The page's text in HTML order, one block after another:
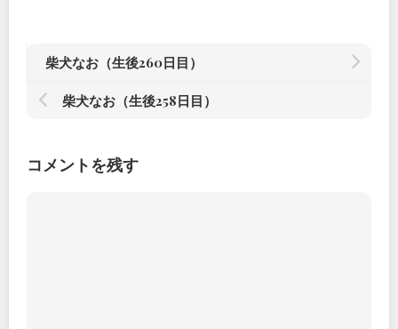
柴犬なお（生後260日目）
柴犬なお（生後258日目）
コメントを残す